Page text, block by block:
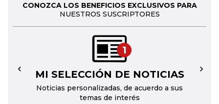
CONOZCA LOS BENEFICIOS EXCLUSIVOS PARA
NUESTROS SUSCRIPTORES
1
MI SELECCIÓN DE NOTICIAS
Noticias personalizadas, de acuerdo a sus
temas de interés
← →